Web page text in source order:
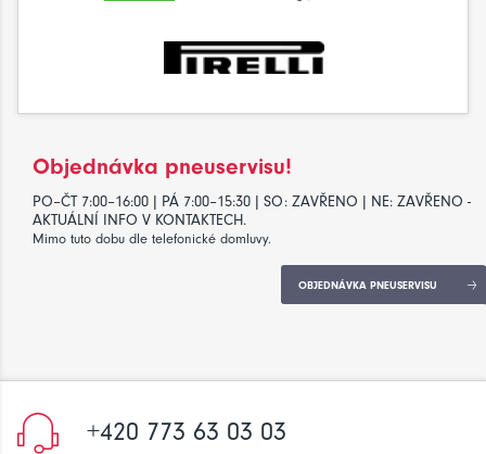
Objednávka pneuservisu!
PO–ČT 7:00–16:00 | PÁ 7:00–15:30 | SO: ZAVŘENO | NE: ZAVŘENO -
AKTUÁLNÍ INFO V KONTAKTECH.
Mimo tuto dobu dle telefonické domluvy.
OBJEDNÁVKA PNEUSERVISU
+420 773 63 03 03